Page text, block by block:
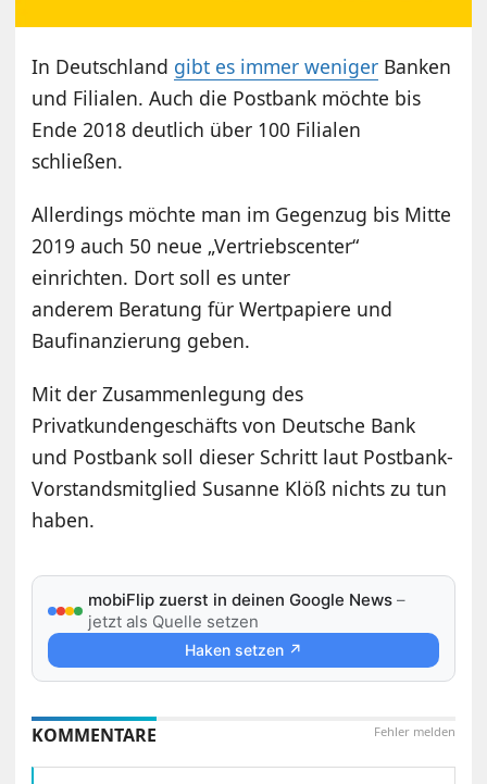
In Deutschland gibt es immer weniger Banken
und Filialen. Auch die Postbank möchte bis
Ende 2018 deutlich über 100 Filialen
schließen.
Allerdings möchte man im Gegenzug bis Mitte
2019 auch 50 neue „Vertriebscenter“
einrichten. Dort soll es unter
anderem Beratung für Wertpapiere und
Baufinanzierung geben.
Mit der Zusammenlegung des
Privatkundengeschäfts von Deutsche Bank
und Postbank soll dieser Schritt laut Postbank-
Vorstandsmitglied Susanne Klöß nichts zu tun
haben.
mobiFlip zuerst in deinen Google News –
jetzt als Quelle setzen
Haken setzen ↗
Fehler melden
KOMMENTARE